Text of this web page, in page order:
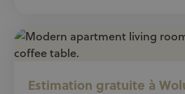
Estimation gratuite à